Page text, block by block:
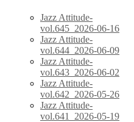
Jazz Attitude-
vol.645_2026-06-16
Jazz Attitude-
vol.644_2026-06-09
Jazz Attitude-
vol.643_2026-06-02
Jazz Attitude-
vol.642_2026-05-26
Jazz Attitude-
vol.641_2026-05-19